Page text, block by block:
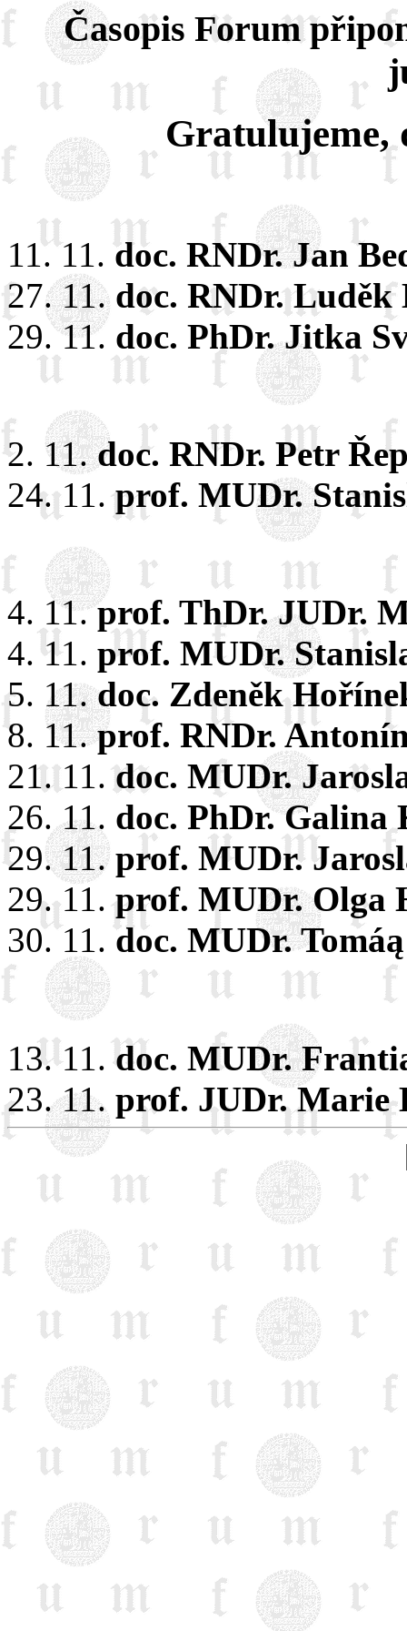
Časopis Forum
Gratulujeme,
11. 11.doc. RNDr. Jan
27. 11.doc. RNDr. Luděk
29. 11. doc. PhDr. Jitka
2. 11.doc. RNDr. Petr
24. 11.prof. MUDr.
4. 11.prof. ThDr. JUDr.
4. 11. prof. MUDr.
5. 11.doc. Zdeněk
8. 11.prof. RNDr.
21. 11.doc. MUDr.
26. 11. doc. PhDr. Galina
29. 11.prof. MUDr.
29. 11.prof. MUDr. Olga
30. 11.doc. MUDr.
13. 11.doc. MUDr.
23. 11. prof. JUDr. Marie